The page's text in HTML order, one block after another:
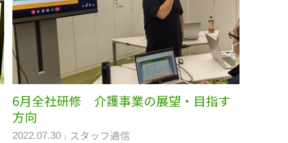
6月全社研修 介護事業の展望・目指す
方向
2022.07.30 スタッフ通信